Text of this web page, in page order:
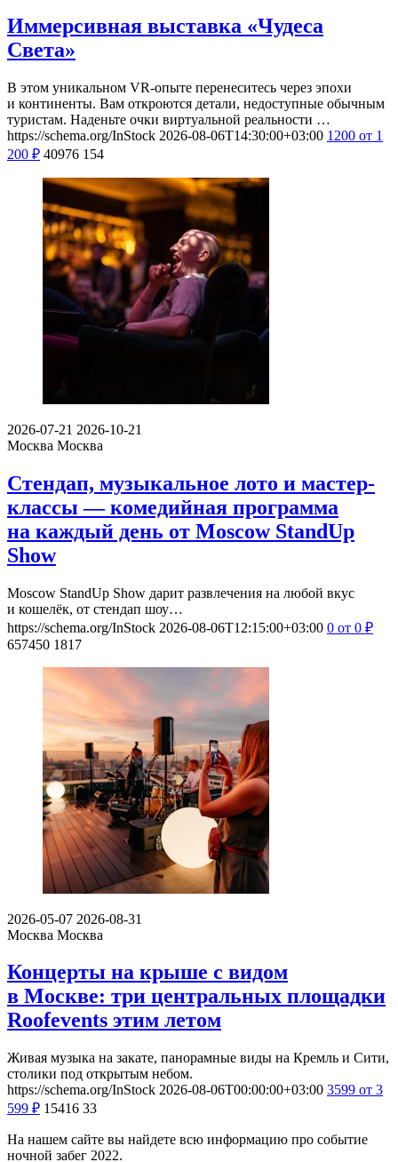
Иммерсивная выставка «Чудеса
Света»
В этом уникальном VR-опыте перенеситесь через эпохи
и континенты. Вам откроются детали, недоступные обычным
туристам. Наденьте очки виртуальной реальности …
https://schema.org/InStock 2026-08-06T14:30:00+03:00 1200 от 1
200 ₽ 40976 154
2026-07-21 2026-10-21
Москва Москва
Стендап, музыкальное лото и мастер-
классы — комедийная программа
на каждый день от Moscow StandUp
Show
Moscow StandUp Show дарит развлечения на любой вкус
и кошелёк, от стендап шоу…
https://schema.org/InStock 2026-08-06T12:15:00+03:00 0 от 0 ₽
657450 1817
2026-05-07 2026-08-31
Москва Москва
Концерты на крыше с видом
в Москве: три центральных площадки
Roofevents этим летом
Живая музыка на закате, панорамные виды на Кремль и Сити,
столики под открытым небом.
https://schema.org/InStock 2026-08-06T00:00:00+03:00 3599 от 3
599 ₽ 15416 33
На нашем сайте вы найдете всю информацию про событие
ночной забег 2022.